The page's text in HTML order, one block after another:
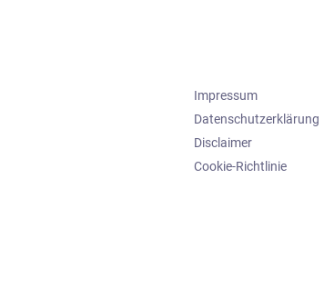
Impressum
Datenschutzerklärung
Disclaimer
Cookie-Richtlinie